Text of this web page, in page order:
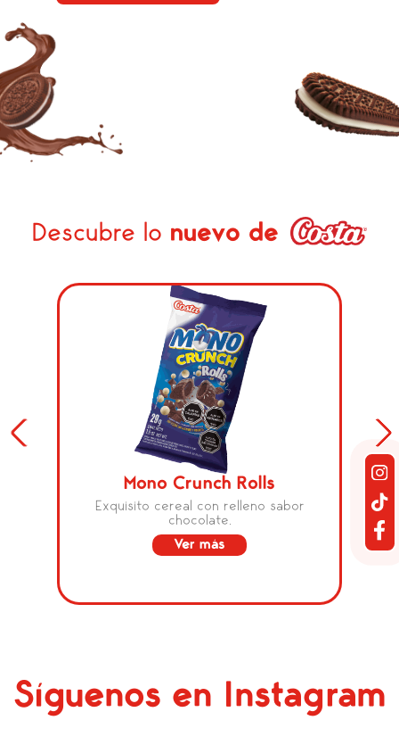
Descubre lo nuevo de
Mono Crunch Rolls
Exquisito cereal con relleno sabor
chocolate.
Ver más
Síguenos en Instagram